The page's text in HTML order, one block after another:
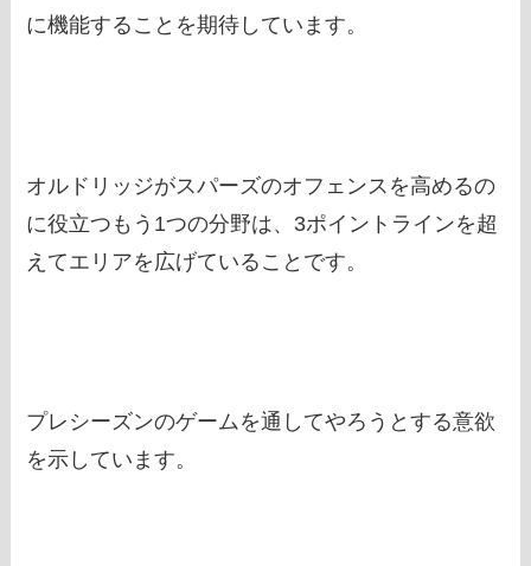
に機能することを期待しています。
オルドリッジがスパーズのオフェンスを高めるの
に役立つもう1つの分野は、3ポイントラインを超
えてエリアを広げていることです。
プレシーズンのゲームを通してやろうとする意欲
を示しています。